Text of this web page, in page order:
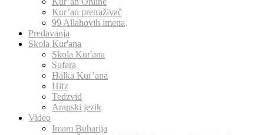
Kur’an pretraživač
99 Allahovih imena
Predavanja
Skola Kur'ana
Skola Kur'ana
Sufara
Halka Kur’ana
Hifz
Tedzvid
Arapski jezik
Video
Imam Buharija